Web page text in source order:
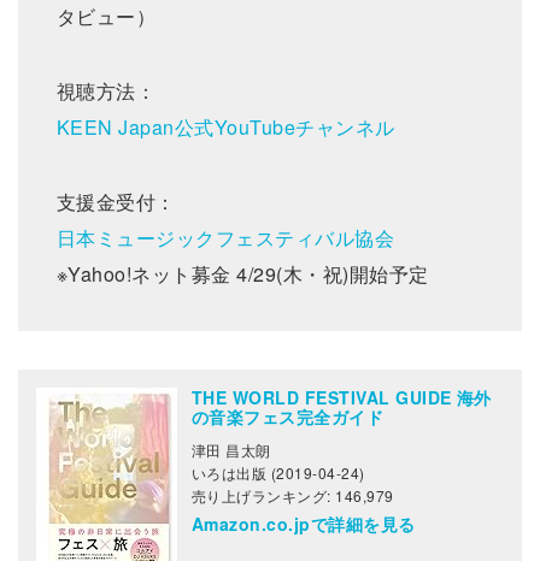
タビュー）
視聴方法：
KEEN Japan公式YouTubeチャンネル
支援金受付：
日本ミュージックフェスティバル協会
※Yahoo!ネット募金 4/29(木・祝)開始予定
THE WORLD FESTIVAL GUIDE 海外
の音楽フェス完全ガイド
津田 昌太朗
いろは出版 (2019-04-24)
売り上げランキング: 146,979
Amazon.co.jpで詳細を見る